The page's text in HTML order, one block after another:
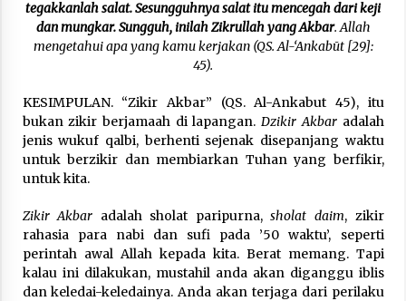
tegakkanlah salat. Sesungguhnya salat itu mencegah dari keji
dan mungkar. Sungguh, inilah Zikrullah yang Akbar. Allah
mengetahui apa yang kamu kerjakan (QS. Al-‘Ankabūt [29]:
45).
KESIMPULAN. “Zikir Akbar” (QS. Al-Ankabut 45), itu
bukan zikir berjamaah di lapangan. Dzikir Akbar adalah
jenis wukuf qalbi, berhenti sejenak disepanjang waktu
untuk berzikir dan membiarkan Tuhan yang berfikir,
untuk kita.
Zikir Akbar adalah sholat paripurna,sholat daim, zikir
rahasia para nabi dan sufi pada ’50 waktu’, seperti
perintah awal Allah kepada kita. Berat memang. Tapi
kalau ini dilakukan, mustahil anda akan diganggu iblis
dan keledai-keledainya. Anda akan terjaga dari perilaku